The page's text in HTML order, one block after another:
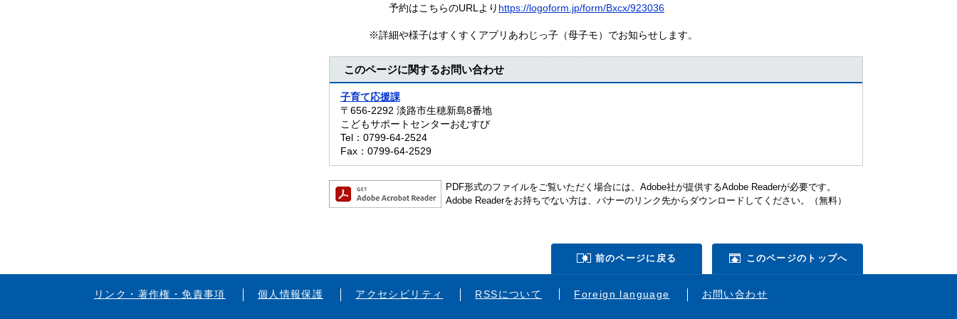
予約はこちらのURLより https://logoform.jp/form/Bxcx/923036
※詳細や様子はすくすくアプリあわじっ子（母子モ）でお知らせします。
このページに関するお問い合わせ
子育て応援課
〒656-2292 淡路市生穂新島8番地
こどもサポートセンターおむすび
Tel：0799-64-2524
Fax：0799-64-2529
PDF形式のファイルをご覧いただく場合には、Adobe社が提供するAdobe Readerが必要です。
Adobe Readerをお持ちでない方は、バナーのリンク先からダウンロードしてください。（無料）
前のページに戻る このページのトップへ
リンク・著作権・免責事項 個人情報保護 アクセシビリティ RSSについて Foreign language お問い合わせ